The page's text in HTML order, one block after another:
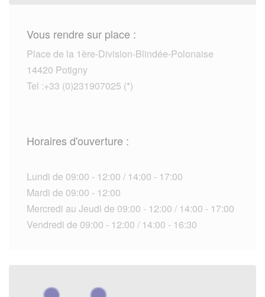
Vous rendre sur place :
Place de la 1ère-Division-Blindée-Polonaise
14420 Potigny
Tel :+33 (0)231907025 (*)
Horaires d'ouverture :
Lundi de 09:00 - 12:00 / 14:00 - 17:00
Mardi de 09:00 - 12:00
Mercredi au Jeudi de 09:00 - 12:00 / 14:00 - 17:00
Vendredi de 09:00 - 12:00 / 14:00 - 16:30